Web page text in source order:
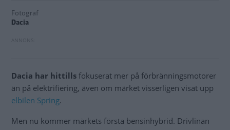
Fotograf
Dacia
Dacia har hittills fokuserat mer på förbränningsmotorer
än på elektrifiering, även om märket visserligen visat upp
elbilen Spring.
Men nu kommer märkets första bensinhybrid. Drivlinan